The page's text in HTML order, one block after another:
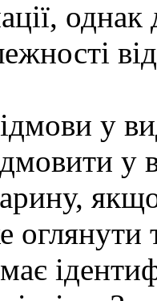
у
у
оглянути